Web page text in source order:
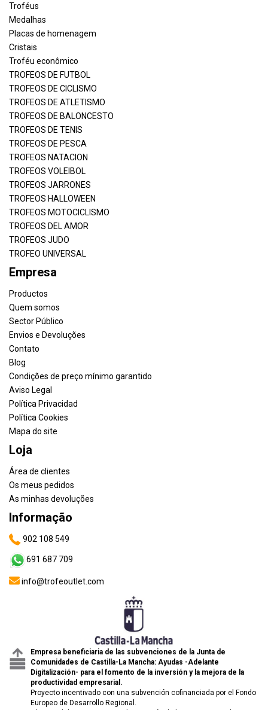
Troféus
Medalhas
Placas de homenagem
Cristais
Troféu econômico
TROFEOS DE FUTBOL
TROFEOS DE CICLISMO
TROFEOS DE ATLETISMO
TROFEOS DE BALONCESTO
TROFEOS DE TENIS
TROFEOS DE PESCA
TROFEOS NATACION
TROFEOS VOLEIBOL
TROFEOS JARRONES
TROFEOS HALLOWEEN
TROFEOS MOTOCICLISMO
TROFEOS DEL AMOR
TROFEOS JUDO
TROFEO UNIVERSAL
Empresa
Productos
Quem somos
Sector Público
Envios e Devoluções
Contato
Blog
Condições de preço mínimo garantido
Aviso Legal
Política Privacidad
Política Cookies
Mapa do site
Loja
Área de clientes
Os meus pedidos
As minhas devoluções
Informação
902 108 549
691 687 709
info@trofeoutlet.com
Empresa beneficiaria de las subvenciones de la Junta de
Comunidades de Castilla-La Mancha: Ayudas -Adelante
Digitalización- para el fomento de la inversión y la mejora de la
productividad empresarial.
Proyecto incentivado con una subvención cofinanciada por el Fondo
Europeo de Desarrollo Regional.